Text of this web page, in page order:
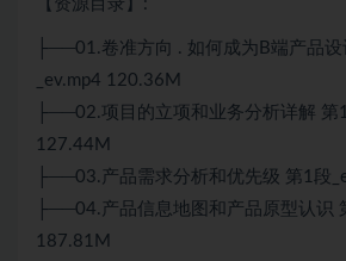
【资源目录】:
├──01.卷准方向 . 如何成为B端产品设
_ev.mp4 120.36M
├──02.项目的立项和业务分析详解 第
127.44M
├──03.产品需求分析和优先级 第1段
├──04.产品信息地图和产品原型认识
187.81M